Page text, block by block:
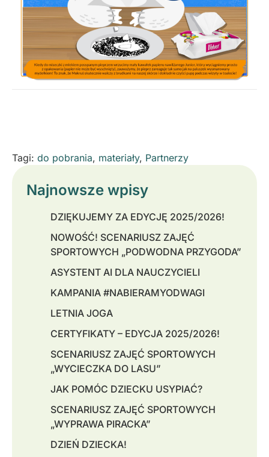
Tagi: do pobrania, materiały, Partnerzy
Najnowsze wpisy
DZIĘKUJEMY ZA EDYCJĘ 2025/2026!
NOWOŚĆ! SCENARIUSZ ZAJĘĆ
SPORTOWYCH „PODWODNA PRZYGODA”
ASYSTENT AI DLA NAUCZYCIELI
KAMPANIA #NABIERAMYODWAGI
LETNIA JOGA
CERTYFIKATY – EDYCJA 2025/2026!
SCENARIUSZ ZAJĘĆ SPORTOWYCH
„WYCIECZKA DO LASU”
JAK POMÓC DZIECKU USYPIAĆ?
SCENARIUSZ ZAJĘĆ SPORTOWYCH
„WYPRAWA PIRACKA”
DZIEŃ DZIECKA!